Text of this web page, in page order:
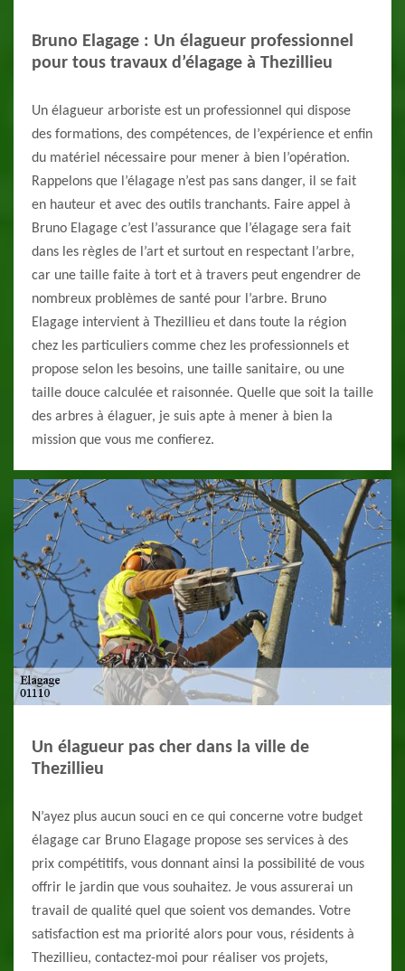
Bruno Elagage : Un élagueur professionnel
pour tous travaux d’élagage à Thezillieu
Un élagueur arboriste est un professionnel qui dispose
des formations, des compétences, de l’expérience et enfin
du matériel nécessaire pour mener à bien l’opération.
Rappelons que l’élagage n’est pas sans danger, il se fait
en hauteur et avec des outils tranchants. Faire appel à
Bruno Elagage c’est l’assurance que l’élagage sera fait
dans les règles de l’art et surtout en respectant l’arbre,
car une taille faite à tort et à travers peut engendrer de
nombreux problèmes de santé pour l’arbre. Bruno
Elagage intervient à Thezillieu et dans toute la région
chez les particuliers comme chez les professionnels et
propose selon les besoins, une taille sanitaire, ou une
taille douce calculée et raisonnée. Quelle que soit la taille
des arbres à élaguer, je suis apte à mener à bien la
mission que vous me confierez.
Un élagueur pas cher dans la ville de
Thezillieu
N’ayez plus aucun souci en ce qui concerne votre budget
élagage car Bruno Elagage propose ses services à des
prix compétitifs, vous donnant ainsi la possibilité de vous
offrir le jardin que vous souhaitez. Je vous assurerai un
travail de qualité quel que soient vos demandes. Votre
satisfaction est ma priorité alors pour vous, résidents à
Thezillieu, contactez-moi pour réaliser vos projets,